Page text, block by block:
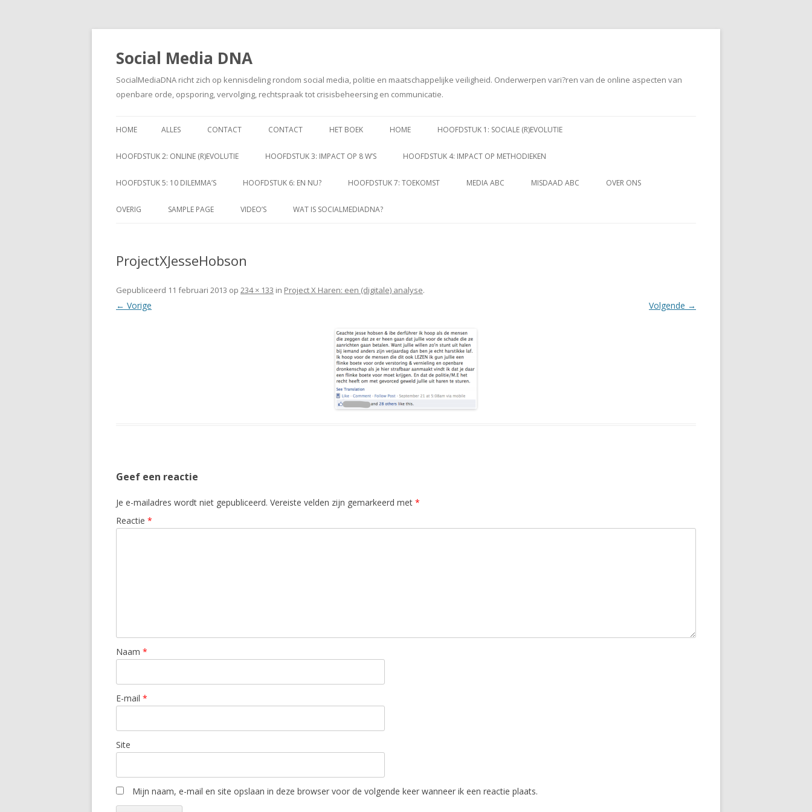
Social Media DNA
SocialMediaDNA richt zich op kennisdeling rondom social media, politie en maatschappelijke veiligheid. Onderwerpen vari?ren van de online aspecten van
openbare orde, opsporing, vervolging, rechtspraak tot crisisbeheersing en communicatie.
naar
HOME ALLES CONTACT CONTACT HET BOEK HOME HOOFDSTUK 1: SOCIALE (R)EVOLUTIE
HOOFDSTUK 2: ONLINE (R)EVOLUTIE HOOFDSTUK 3: IMPACT OP 8 W’S HOOFDSTUK 4: IMPACT OP METHODIEKEN
HOOFDSTUK 5: 10 DILEMMA’S HOOFDSTUK 6: EN NU? HOOFDSTUK 7: TOEKOMST MEDIA ABC MISDAAD ABC OVER ONS
OVERIG SAMPLE PAGE VIDEO’S WAT IS SOCIALMEDIADNA?
ProjectXJesseHobson
Gepubliceerd 11 februari 2013 op 234 × 133 in Project X Haren: een (digitale) analyse.
← Vorige Volgende →
Geef een reactie
Je e-mailadres wordt niet gepubliceerd. Vereiste velden zijn gemarkeerd met *
Reactie *
Naam *
E-mail *
Site
Mijn naam, e-mail en site opslaan in deze browser voor de volgende keer wanneer ik een reactie plaats.